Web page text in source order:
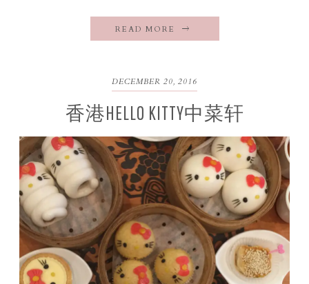
READ MORE
DECEMBER 20, 2016
香港HELLO KITTY中菜轩